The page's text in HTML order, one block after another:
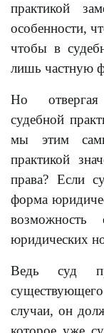
практикой
особенности,
чтобы в
лишь частную
Но отвергая
судебной
мы этим
практикой
права? Если
форма
возможность
юридических
Ведь суд
случаи, он